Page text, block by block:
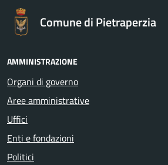
Comune di Pietraperzia
AMMINISTRAZIONE
Organi di governo
Aree amministrative
Uffici
Enti e fondazioni
Politici